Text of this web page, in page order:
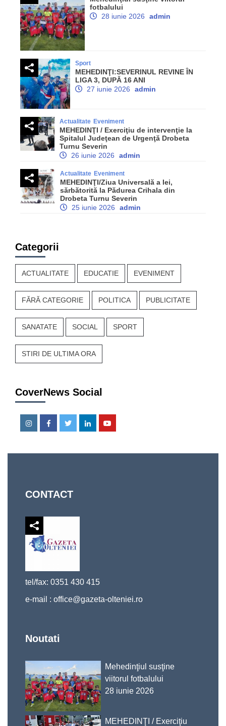
fotbalului
28 iunie 2026
admin
Sport
MEHEDINŢI:SEVERINUL REVINE ÎN
LIGA 3, DUPĂ 16 ANI
27 iunie 2026
admin
Actualitate Eveniment
MEHEDINŢI / Exerciţiu de intervenţie la
Spitalul Judeţean de Urgenţă Drobeta
Turnu Severin
26 iunie 2026
admin
Actualitate Eveniment
MEHEDINŢI/Ziua Universală a Iei,
sărbătorită la Pădurea Crihala din
Drobeta Turnu Severin
25 iunie 2026
admin
Categorii
ACTUALITATE EDUCATIE EVENIMENT
FĂRĂ CATEGORIE POLITICA PUBLICITATE
SANATATE SOCIAL SPORT
STIRI DE ULTIMA ORA
CoverNews Social
InstagramFacebookTwitterLinkedin
CONTACT
tel/fax: 0351 430 415
e-mail : office@gazeta-olteniei.ro
Noutati
Mehedinţiul susţine
viitorul fotbalului
28 iunie 2026
MEHEDINŢI / Exerciţiu